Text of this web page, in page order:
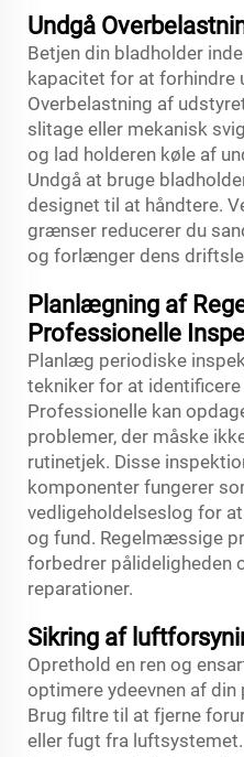
Undgå
Betjen din bladholder
kapacitet for at forhindre
Overbelastning af
slitage eller mekanisk
og lad holderen køle af
Undgå at bruge
designet til at håndtere.
grænser reducerer du
og forlænger dens
Planlægning af
Professionelle
Planlæg periodiske
tekniker for at
Professionelle kan
problemer, der måske
rutinetjek. Disse
komponenter fungerer
vedligeholdelseslog for
og fund. Regelmæssige
forbedrer pålideligheden
reparationer.
Sikring af
Oprethold en ren og
optimere ydeevnen af
Brug filtre til at fjerne
eller fugt fra